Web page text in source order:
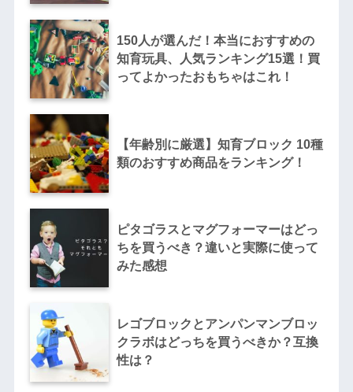
150人が選んだ！本当におすすめの
知育玩具、人気ランキング15選！買
ってよかったおもちゃはこれ！
【年齢別に厳選】知育ブロック 10種
類のおすすめ商品をランキング！
ピタゴラスとマグフォーマーはどっ
ちを買うべき？違いと実際に使って
みた感想
レゴブロックとアンパンマンブロッ
クラボはどっちを買うべきか？互換
性は？